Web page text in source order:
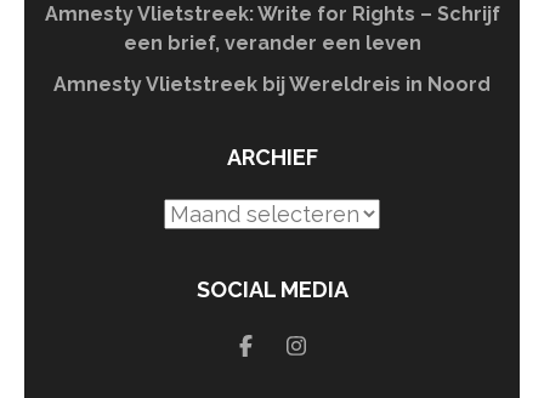
Amnesty Vlietstreek: Write for Rights – Schrijf
een brief, verander een leven
Amnesty Vlietstreek bij Wereldreis in Noord
ARCHIEF
Archief
SOCIAL MEDIA